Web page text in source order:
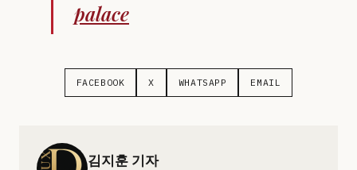
palace
FACEBOOK X WHATSAPP EMAIL
김지훈 기자